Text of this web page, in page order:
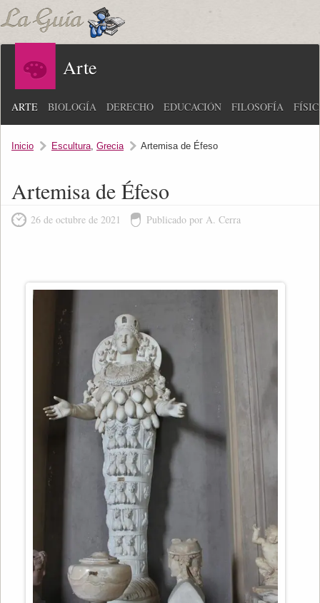
Arte
ARTE BIOLOGÍA DERECHO EDUCACIÓN FILOSOFÍA
Inicio Escultura, Grecia Artemisa de Éfeso
Artemisa de Éfeso
26 de octubre de 2021 Publicado por A. Cerra